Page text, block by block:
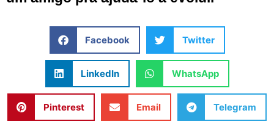
Facebook Twitter
LinkedIn WhatsApp
Pinterest Email Telegram